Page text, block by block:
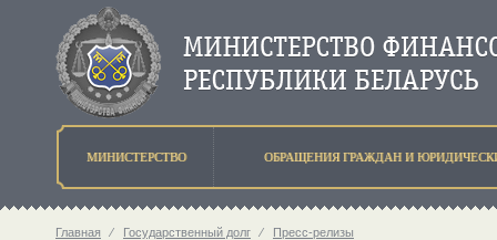
МИНИСТЕРСТВО ОБРАЩЕНИЯ ГРАЖДАН И
Главная ⁄ Государственный долг ⁄ Пресс-релизы